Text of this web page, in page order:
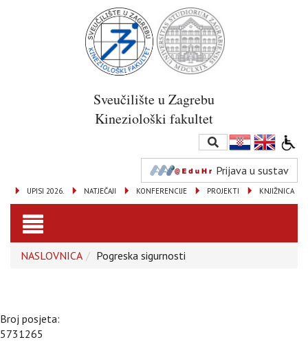
Sveučilište u Zagrebu
Kineziološki fakultet
Prijava u sustav
KNJIŽNICA
PROJEKTI
KONFERENCIJE
NATJEČAJI
UPISI 2026.
Toggle
navigation
NASLOVNICA Pogreska sigurnosti
Broj posjeta:
5731265